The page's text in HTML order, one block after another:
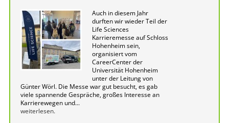
Auch in diesem Jahr
durften wir wieder Teil der
Life Sciences
Karrieremesse auf Schloss
Hohenheim sein,
organisiert vom
CareerCenter der
Universität Hohenheim
unter der Leitung von
Günter Wörl. Die Messe war gut besucht, es gab
viele spannende Gespräche, großes Interesse an
Karrierewegen und...
weiterlesen.